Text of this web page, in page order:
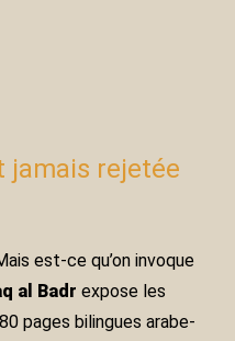
jamais rejetée
est-ce qu’on invoque
al Badr expose les
pages bilingues arabe-